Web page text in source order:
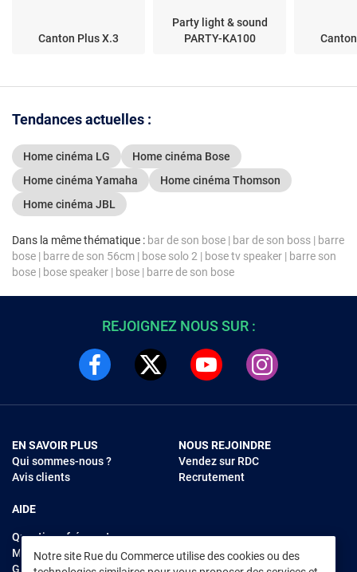
Canton Plus X.3
Party light & sound
PARTY-KA100
Tendances actuelles :
Home cinéma LG
Home cinéma Bose
Home cinéma Yamaha
Home cinéma Thomson
Home cinéma JBL
Dans la même thématique : bar de son bose | bar de son boss | barre
bose | barre de son 56cm | bose solo 2 | bose tv speaker | barre son
bose | bose speaker | bose | barre de son bose
Notre site Rue du Commerce utilise des cookies ou des
REJOIGNEZ NOUS SUR :
EN SAVOIR PLUS
Qui sommes-nous ?
Avis clients
AIDE
Questions fréquentes
Modes de règlements
Garantie et retours
NOUS REJOINDRE
Vendez sur RDC
Recrutement